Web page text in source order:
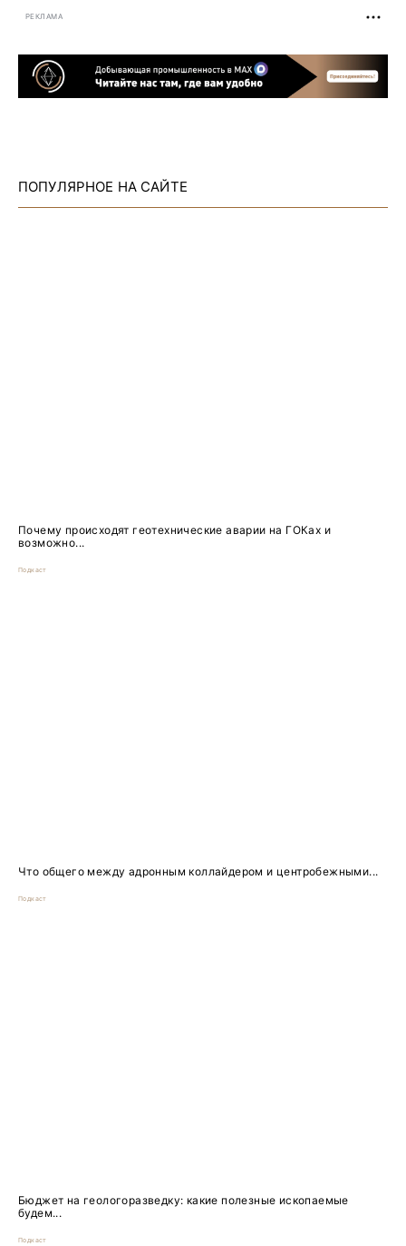
РЕКЛАМА
ПОПУЛЯРНОЕ НА САЙТЕ
Почему происходят геотехнические аварии на ГОКах и
возможно...
Подкаст
Что общего между адронным коллайдером и центробежными...
Подкаст
Бюджет на геологоразведку: какие полезные ископаемые
будем...
Подкаст